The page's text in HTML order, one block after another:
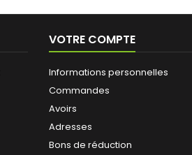
VOTRE COMPTE
Informations personnelles
Commandes
Avoirs
Adresses
Bons de réduction